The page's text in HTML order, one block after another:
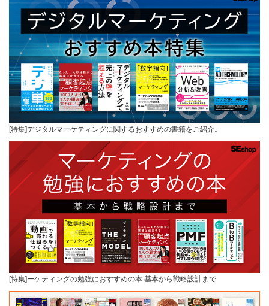
[特集]デジタルマーケティングに関するおすすめの書籍をご紹介。
[特集]ーケティングの勉強におすすめの本 基本から戦略設計まで